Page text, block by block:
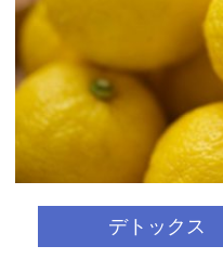
デトックス